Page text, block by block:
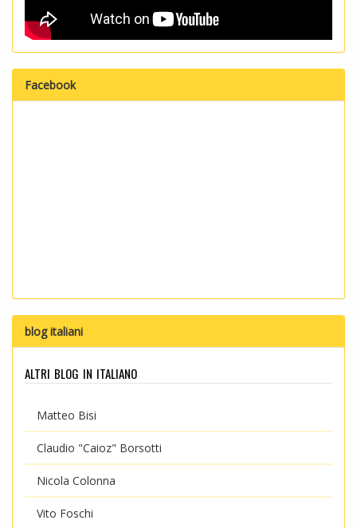
Facebook
blog italiani
altri blog in italiano
Matteo Bisi
Claudio "Caioz" Borsotti
Nicola Colonna
Vito Foschi